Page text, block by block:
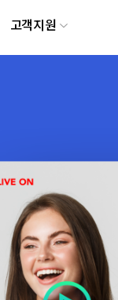
고객지원